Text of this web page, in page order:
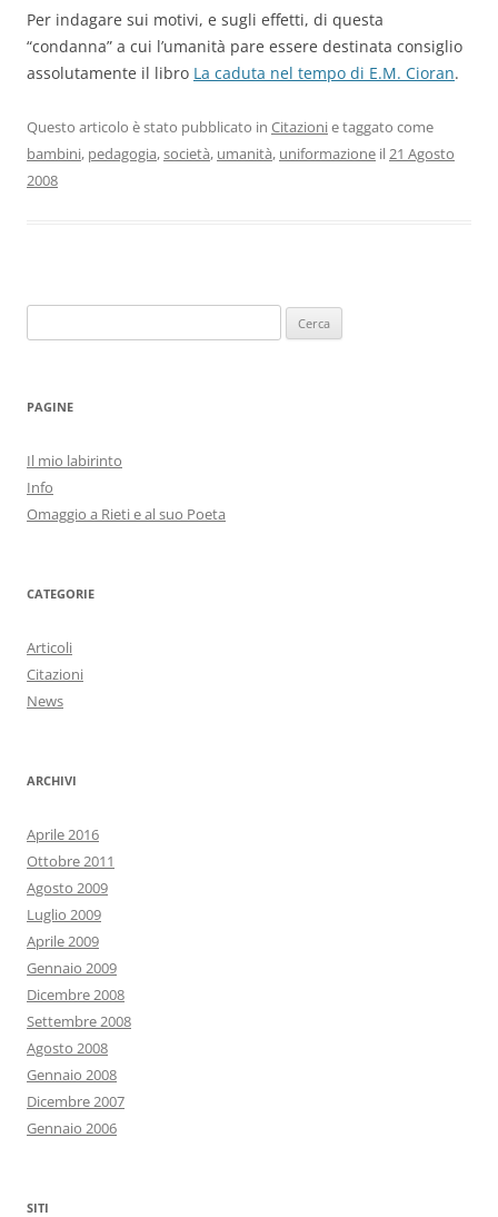
Per indagare sui motivi, e sugli effetti, di questa
“condanna” a cui l’umanità pare essere destinata consiglio
assolutamente il libro La caduta nel tempo di E.M. Cioran.
Questo articolo è stato pubblicato in Citazionie taggato come
bambini, pedagogia,società, umanità, uniformazione il21 Agosto
2008
per:
PAGINE
Il mio labirinto
Info
Omaggio a Rieti e al suo Poeta
CATEGORIE
Articoli
Citazioni
News
ARCHIVI
Aprile 2016
Ottobre 2011
Agosto 2009
Luglio 2009
Aprile 2009
Gennaio 2009
Dicembre 2008
Settembre 2008
Agosto 2008
Gennaio 2008
Dicembre 2007
Gennaio 2006
SITI